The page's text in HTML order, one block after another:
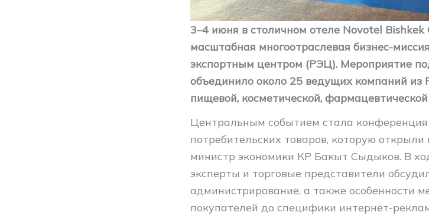
3–4 июня в столичном отеле Novotel Bishkek
масштабная многоотраслевая бизнес-
экспортным центром (РЭЦ). Мероприятие
объединило около 25 ведущих компаний
пищевой, косметической,
Центральным событием стала
потребительских товаров, которую
министр экономики КР Бакыт Сыдыков. В
эксперты и торговые представители
администрирование, а также особенности
покупателей до специфики интернет-